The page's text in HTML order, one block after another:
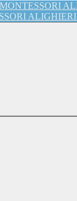
ALIGHIERI